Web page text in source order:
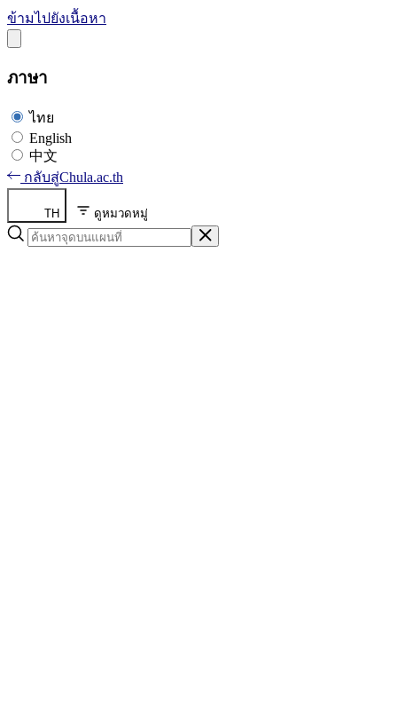
ข้ามไปยังเนื้อหา
ภาษา
ไทย
English
中文
กลับสู่Chula.ac.th
TH ดูหมวดหมู่